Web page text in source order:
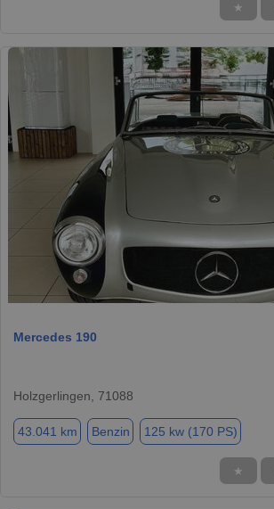
★
Mercedes 190
Holzgerlingen, 71088
43.041 km Benzin 125 kw (170 PS)
★